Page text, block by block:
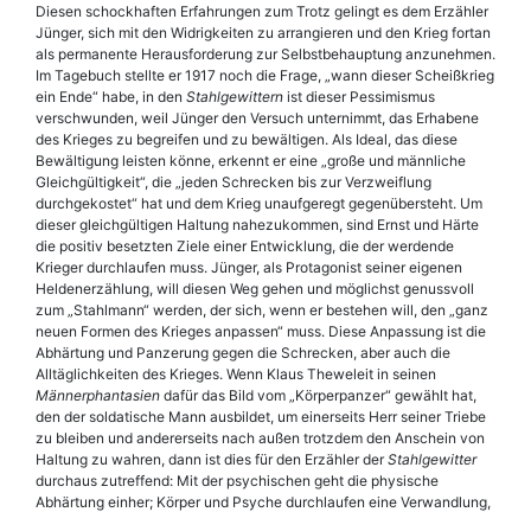
Diesen schockhaften Erfahrungen zum Trotz gelingt es dem Erzähler
Jünger, sich mit den Widrigkeiten zu arrangieren und den Krieg fortan
als permanente Herausforderung zur Selbstbehauptung anzunehmen.
Im Tagebuch stellte er 1917 noch die Frage, „wann dieser Scheißkrieg
ein Ende“ habe, in den Stahlgewittern ist dieser Pessimismus
verschwunden, weil Jünger den Versuch unternimmt, das Erhabene
des Krieges zu begreifen und zu bewältigen. Als Ideal, das diese
Bewältigung leisten könne, erkennt er eine „große und männliche
Gleichgültigkeit“, die „jeden Schrecken bis zur Verzweiflung
durchgekostet“ hat und dem Krieg unaufgeregt gegenübersteht. Um
dieser gleichgültigen Haltung nahezukommen, sind Ernst und Härte
die positiv besetzten Ziele einer Entwicklung, die der werdende
Krieger durchlaufen muss. Jünger, als Protagonist seiner eigenen
Heldenerzählung, will diesen Weg gehen und möglichst genussvoll
zum „Stahlmann“ werden, der sich, wenn er bestehen will, den „ganz
neuen Formen des Krieges anpassen“ muss. Diese Anpassung ist die
Abhärtung und Panzerung gegen die Schrecken, aber auch die
Alltäglichkeiten des Krieges. Wenn Klaus Theweleit in seinen
Männerphantasien dafür das Bild vom „Körperpanzer“ gewählt hat,
den der soldatische Mann ausbildet, um einerseits Herr seiner Triebe
zu bleiben und andererseits nach außen trotzdem den Anschein von
Haltung zu wahren, dann ist dies für den Erzähler derStahlgewitter
durchaus zutreffend: Mit der psychischen geht die physische
Abhärtung einher; Körper und Psyche durchlaufen eine Verwandlung,